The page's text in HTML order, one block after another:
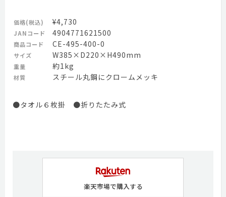
価格(税込) ¥4,730
JANコード 4904771621500
商品コード CE-495-400-0
サイズ W385×D220×H490mm
重量 約1kg
材質 スチール丸鋼にクロームメッキ
●タオル６枚掛 ●折りたたみ式
楽天市場で購入する